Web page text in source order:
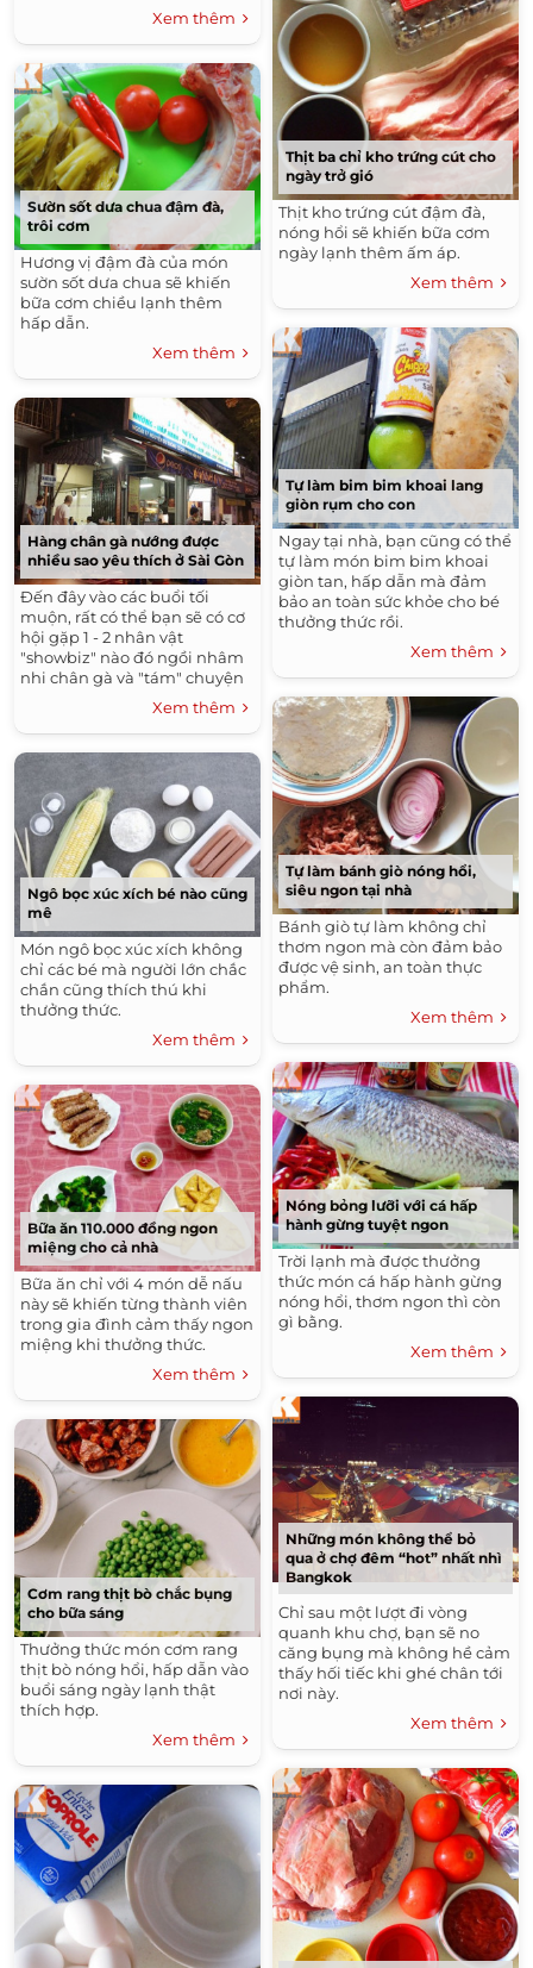
Xem thêm
Sườn sốt dưa chua đậm đà,
trôi cơm
Hương vị đậm đà của món
sườn sốt dưa chua sẽ khiến
bữa cơm chiều lạnh thêm
hấp dẫn.
Xem thêm
Hàng chân gà nướng được
nhiều sao yêu thích ở Sài Gòn
Đến đây vào các buổi tối
muộn, rất có thể bạn sẽ có cơ
hội gặp 1 - 2 nhân vật
"showbiz" nào đó ngồi nhâm
nhi chân gà và "tám" chuyện
Xem thêm
Ngô bọc xúc xích bé nào cũng
mê
Món ngô bọc xúc xích không
chỉ các bé mà người lớn chắc
chắn cũng thích thú khi
thưởng thức.
Xem thêm
Bữa ăn 110.000 đồng ngon
miệng cho cả nhà
Bữa ăn chỉ với 4 món dễ nấu
này sẽ khiến từng thành viên
trong gia đình cảm thấy ngon
miệng khi thưởng thức.
Xem thêm
Cơm rang thịt bò chắc bụng
cho bữa sáng
Thưởng thức món cơm rang
thịt bò nóng hổi, hấp dẫn vào
buổi sáng ngày lạnh thật
thích hợp.
Xem thêm
Thịt ba chỉ kho trứng cút cho
ngày trở gió
Thịt kho trứng cút đậm đà,
nóng hổi sẽ khiến bữa cơm
ngày lạnh thêm ấm áp.
Xem thêm
Tự làm bim bim khoai lang
giòn rụm cho con
Ngay tại nhà, bạn cũng có thể
tự làm món bim bim khoai
giòn tan, hấp dẫn mà đảm
bảo an toàn sức khỏe cho bé
thưởng thức rồi.
Xem thêm
Tự làm bánh giò nóng hổi,
siêu ngon tại nhà
Bánh giò tự làm không chỉ
thơm ngon mà còn đảm bảo
được vệ sinh, an toàn thực
phẩm.
Xem thêm
Nóng bỏng lưỡi với cá hấp
hành gừng tuyệt ngon
Trời lạnh mà được thưởng
thức món cá hấp hành gừng
nóng hổi, thơm ngon thì còn
gì bằng.
Xem thêm
Những món không thể bỏ
qua ở chợ đêm “hot” nhất nhì
Bangkok
Chỉ sau một lượt đi vòng
quanh khu chợ, bạn sẽ no
căng bụng mà không hề cảm
thấy hối tiếc khi ghé chân tới
nơi này.
Xem thêm